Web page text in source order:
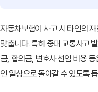
자동차보험이 사고 시 타인의
맞춥니다. 특히 중대 교통사고
금, 합의금, 변호사 선임 비용
인 일상으로 돌아갈 수 있도록